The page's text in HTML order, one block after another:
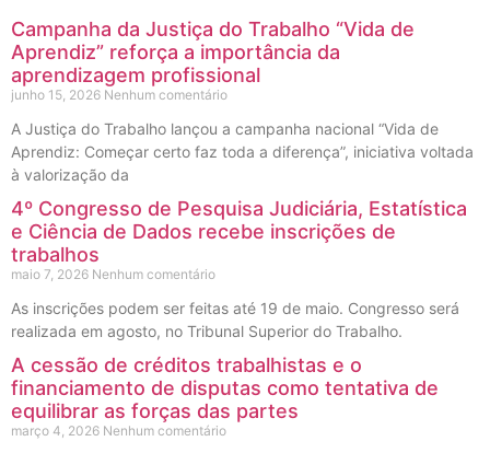
Campanha da Justiça do Trabalho “Vida de
Aprendiz” reforça a importância da
aprendizagem profissional
junho 15, 2026 Nenhum comentário
A Justiça do Trabalho lançou a campanha nacional “Vida de
Aprendiz: Começar certo faz toda a diferença”, iniciativa voltada
à valorização da
4º Congresso de Pesquisa Judiciária, Estatística
e Ciência de Dados recebe inscrições de
trabalhos
maio 7, 2026 Nenhum comentário
As inscrições podem ser feitas até 19 de maio. Congresso será
realizada em agosto, no Tribunal Superior do Trabalho.
A cessão de créditos trabalhistas e o
financiamento de disputas como tentativa de
equilibrar as forças das partes
março 4, 2026 Nenhum comentário